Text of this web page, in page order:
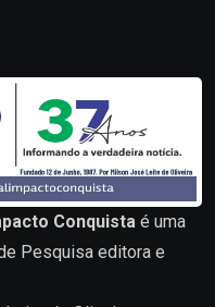
Conquista é uma
Pesquisa editora e